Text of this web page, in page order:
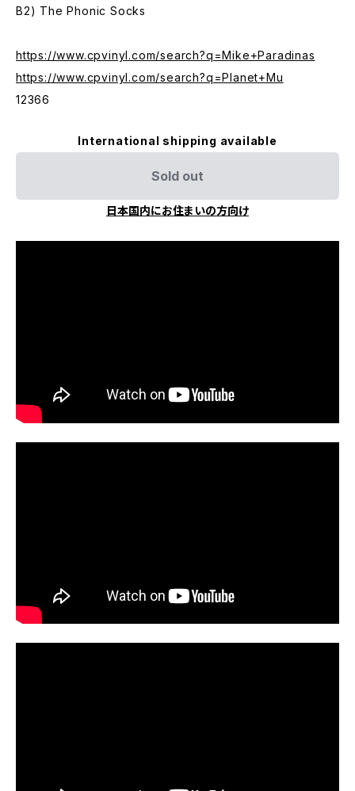
B2) The Phonic Socks
https://www.cpvinyl.com/search?q=Mike+Paradinas
https://www.cpvinyl.com/search?q=Planet+Mu
12366
International shipping available
Sold out
日本国内にお住まいの方向け